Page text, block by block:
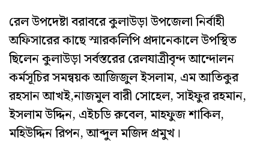
রেল উপদেষ্টা বরাবরে কুলাউড়া উপজেলা নির্বাহী
অফিসারের কাছে স্মারকলিপি প্রদানেকালে উপস্থিত
ছিলেন কুলাউড়া সর্বস্তরের রেলযাত্রীবৃন্দ আন্দোলন
কর্মসূচির সমন্বয়ক আজিজুল ইসলাম, এম আতিকুর
রহসান আখই,নাজমুল বারী সোহেল, সাইফুর রহমান,
ইসলাম উদ্দিন, এইচডি রুবেল, মাহফুজ শাকিল,
মহিউদ্দিন রিপন, আব্দুল মজিদ প্রমুখ।